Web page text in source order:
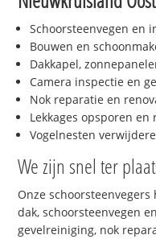
Schoorsteenvegen en
Bouwen en
Dakkapel,
Camera inspectie en
Nok reparatie en
Lekkages opsporen en
Vogelnesten
We zijn snel ter
Onze
dak, schoorsteenvegen
gevelreiniging, nok